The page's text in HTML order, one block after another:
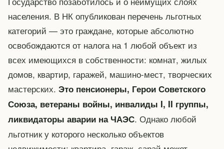
населения. В НК опубликован перечень льготных
категорий — это граждане, которые абсолютно
освобождаются от налога на 1 любой объект из
всех имеющихся в собственности: комнат, жилых
домов, квартир, гаражей, машино-мест, творческих
мастерских. Это пенсионеры, Герои Советского
Союза, ветераны войны, инвалиды I, II группы,
ликвидаторы аварии на ЧАЭС. Однако любой
льготник у которого несколько объектов